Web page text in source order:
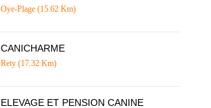
Oye-Plage (15.62 Km)
CANICHARME
Rety (17.32 Km)
ELEVAGE ET PENSION CANINE